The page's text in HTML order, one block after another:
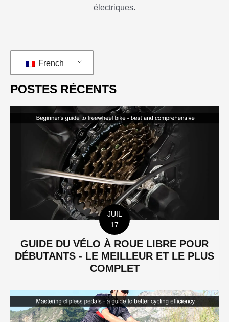
électriques.
French
POSTES RÉCENTS
JUIL
17
GUIDE DU VÉLO À ROUE LIBRE POUR
DÉBUTANTS - LE MEILLEUR ET LE PLUS
COMPLET